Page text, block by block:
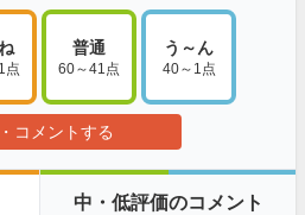
点
普通
60～41点
う～ん
40～1点
コメントする
中・低評価のコメント